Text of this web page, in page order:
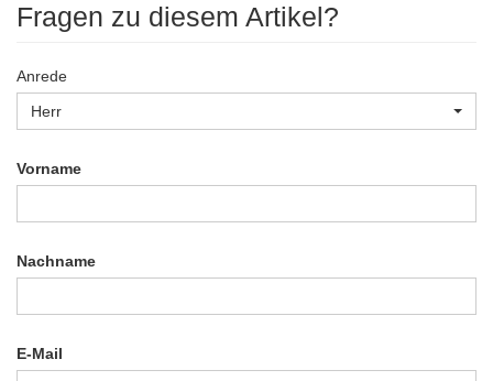
Fragen zu diesem Artikel?
Anrede
Herr
Vorname
Nachname
E-Mail